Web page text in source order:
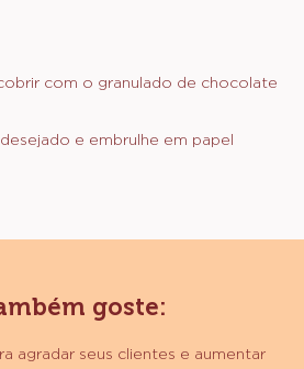
com o granulado de chocolate
e embrulhe em papel
goste:
agradar seus clientes e aumentar